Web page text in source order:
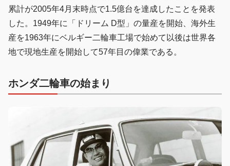
累計が2005年4月末時点で1.5億台を達成したことを発表
した。1949年に「ドリーム D型」の量産を開始、海外生
産を1963年にベルギー二輪車工場で始めて以後は世界各
地で現地生産を開始して57年目の偉業である。
ホンダ二輪車の始まり